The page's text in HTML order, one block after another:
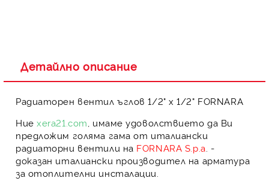
Детайлно описание
Радиаторен вентил ъглов 1/2" x 1/2" FORNARA
Ниеxera21.com , имаме удоволствието да Ви
предложим голяма гама от италиански
радиаторни вентили на FORNARA S.p.a . -
доказан италиански производител на арматура
за отоплителни инсталации.